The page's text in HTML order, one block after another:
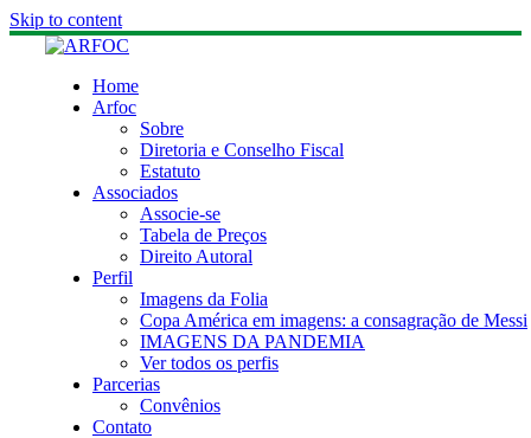
Skip to content
Home
Arfoc
Sobre
Diretoria e Conselho Fiscal
Estatuto
Associados
Associe-se
Tabela de Preços
Direito Autoral
Perfil
Imagens da Folia
Copa América em imagens: a consagração de Messi
IMAGENS DA PANDEMIA
Ver todos os perfis
Parcerias
Convênios
Contato